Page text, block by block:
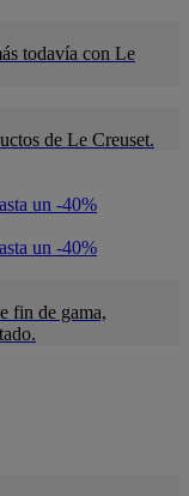
todavía con Le
de Le Creuset.
un -40%
un -40%
fin de gama,